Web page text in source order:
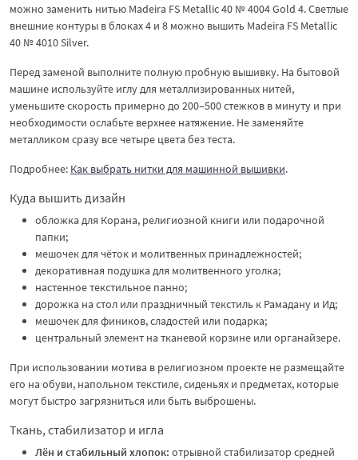
можно заменить нитью Madeira FS Metallic 40 № 4004 Gold 4. Светлые
внешние контуры в блоках 4 и 8 можно вышить Madeira FS Metallic
40 № 4010 Silver.
Перед заменой выполните полную пробную вышивку. На бытовой
машине используйте иглу для металлизированных нитей,
уменьшите скорость примерно до 200–500 стежков в минуту и при
необходимости ослабьте верхнее натяжение. Не заменяйте
металликом сразу все четыре цвета без теста.
Подробнее: Как выбрать нитки для машинной вышивки.
Куда вышить дизайн
обложка для Корана, религиозной книги или подарочной
папки;
мешочек для чёток и молитвенных принадлежностей;
декоративная подушка для молитвенного уголка;
настенное текстильное панно;
дорожка на стол или праздничный текстиль к Рамадану и Ид;
мешочек для фиников, сладостей или подарка;
центральный элемент на тканевой корзине или органайзере.
При использовании мотива в религиозном проекте не размещайте
его на обуви, напольном текстиле, сиденьях и предметах, которые
могут быстро загрязниться или быть выброшены.
Ткань, стабилизатор и игла
Лён и стабильный хлопок: отрывной стабилизатор средней